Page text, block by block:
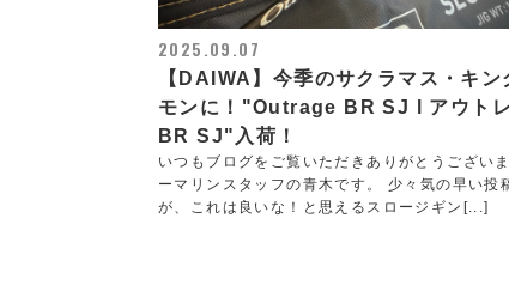
2025.09.07
【DAIWA】今季のサクラマス・キン
モンに！"Outrage BR SJ l アウト
BR SJ"入荷！
いつもブログをご覧いただきありがとうござい
ーマリンスタッフの青木です。 少々気の早い投
が、これは良いな！と思えるスロージギン[...]